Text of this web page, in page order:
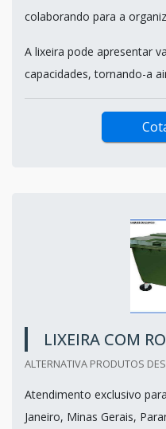
colaborando para a
A lixeira pode apresentar
capacidades, tornando-a
LIXEIRA COM
ALTERNATIVA PRODUTOS
Atendimento exclusivo
Janeiro, Minas Gerais,